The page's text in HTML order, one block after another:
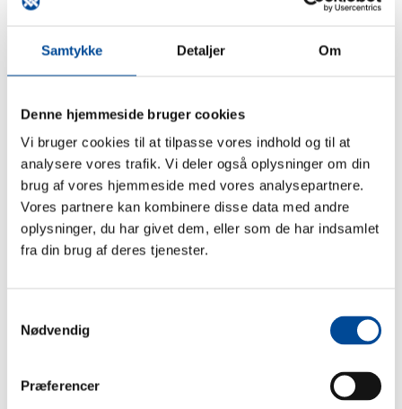
Samtykke Detaljer Om
Denne hjemmeside bruger cookies
Vi bruger cookies til at tilpasse vores indhold og til at
analysere vores trafik. Vi deler også oplysninger om din
brug af vores hjemmeside med vores analysepartnere.
Vores partnere kan kombinere disse data med andre
oplysninger, du har givet dem, eller som de har indsamlet
fra din brug af deres tjenester.
Nødvendig
Præferencer
medlem af en grundejerforening kan – når den er pålagt af
kommunen – fremgå af lokalplanen for det pågældende
område. Herudover kan pligten fremgå af en tinglyst
servitut, hvilket ofte vil være tilfældet, hvis
grundejerforeningsforpligtelsen er pålagt langt tilbage i tid.
Find din grundejerforening via "Søg sted" i ovenstående
Kontakt